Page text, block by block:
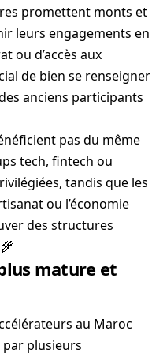
promettent monts et
leurs engagements en
ou d’accès aux
de bien se renseigner
anciens participants
pas du même
tech, fintech ou
tandis que les
ou l’économie
des structures
mature et
au Maroc
par plusieurs